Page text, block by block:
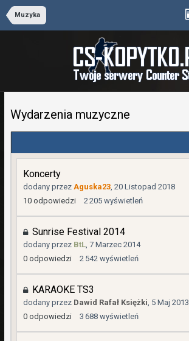
Muzyka
Wydarzenia muzyczne
Koncerty
dodany przez Aguska23, 20 Listopad 2018
10 odpowiedzi 2 205 wyświetleń
Sunrise Festival 2014
dodany przez BtL, 7 Marzec 2014
0 odpowiedzi 2 542 wyświetleń
KARAOKE TS3
dodany przez Dawid Rafał Księżki, 5 Maj 2013
0 odpowiedzi 3 688 wyświetleń